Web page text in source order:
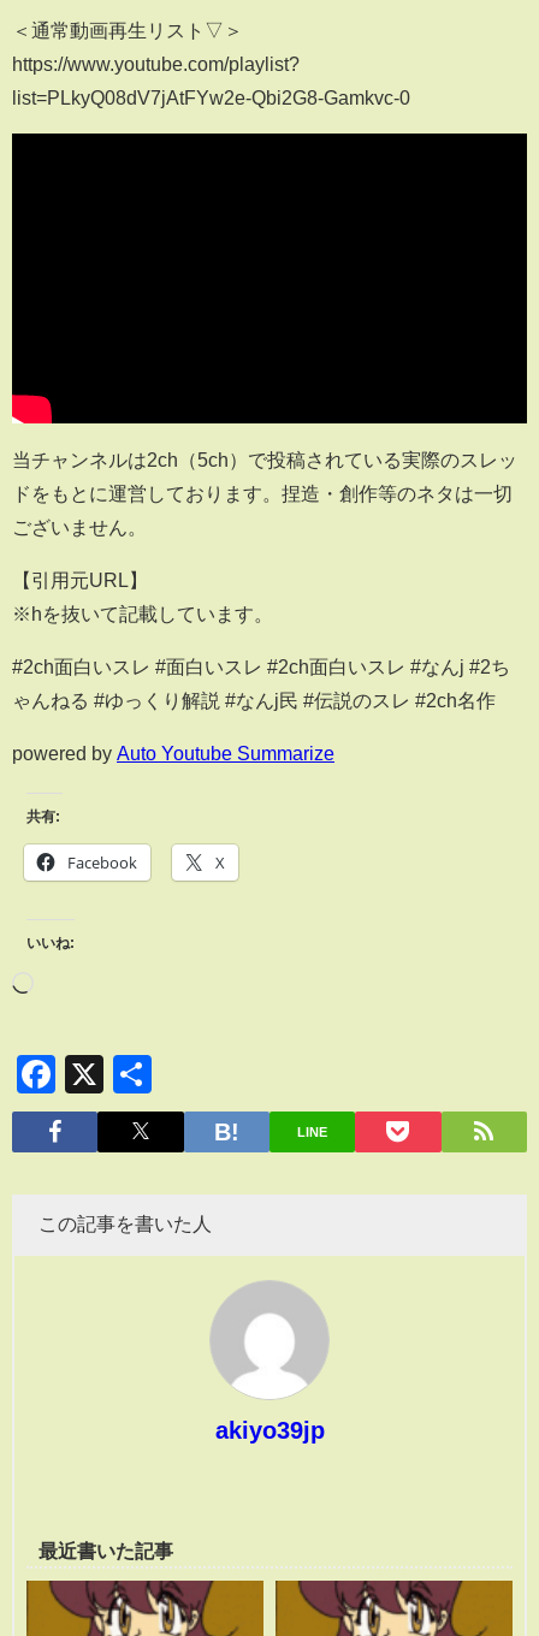
＜通常動画再生リスト▽＞
https://www.youtube.com/playlist?
list=PLkyQ08dV7jAtFYw2e-Qbi2G8-Gamkvc-0
当チャンネルは2ch（5ch）で投稿されている実際のスレッ
ドをもとに運営しております。捏造・創作等のネタは一切
ございません。
【引用元URL】
※hを抜いて記載しています。
#2ch面白いスレ #面白いスレ #2ch面白いスレ #なんj #2ち
ゃんねる #ゆっくり解説 #なんj民 #伝説のスレ #2ch名作
powered by Auto Youtube Summarize
共有:
Facebook X
いいね:
Facebook
X
有
LINE
この記事を書いた人
akiyo39jp
最近書いた記事